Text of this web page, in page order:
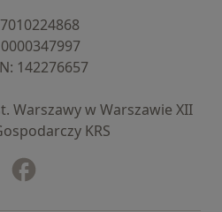
⁠0000347997
⁠142276657
Warszawy w Warszawie XII
KRS